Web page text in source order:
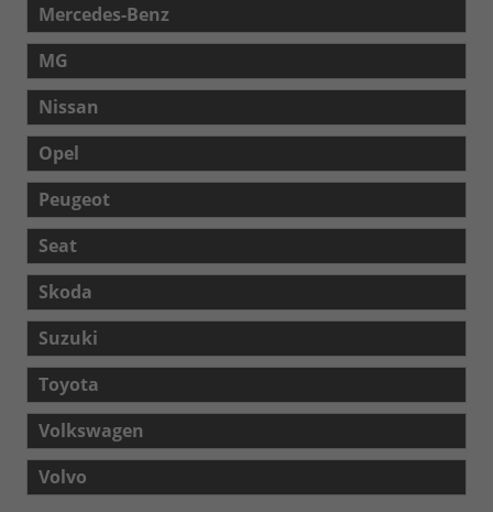
Mercedes-Benz
MG
Nissan
Opel
Peugeot
Seat
Skoda
Suzuki
Toyota
Volkswagen
Volvo